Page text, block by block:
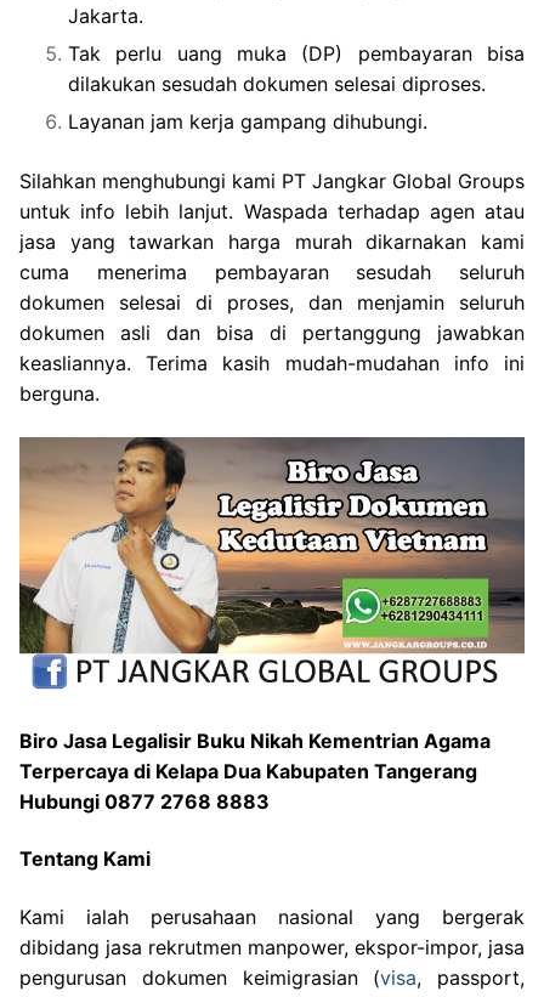
Jakarta.
Tak perlu uang muka (DP) pembayaran bisa
dilakukan sesudah dokumen selesai diproses.
Layanan jam kerja gampang dihubungi.
Silahkan menghubungi kami PT Jangkar Global Groups
untuk info lebih lanjut. Waspada terhadap agen atau
jasa yang tawarkan harga murah dikarnakan kami
cuma menerima pembayaran sesudah seluruh
dokumen selesai di proses, dan menjamin seluruh
dokumen asli dan bisa di pertanggung jawabkan
keasliannya. Terima kasih mudah-mudahan info ini
berguna.
Biro Jasa Legalisir Buku Nikah Kementrian Agama
Terpercaya di Kelapa Dua Kabupaten Tangerang
Hubungi 0877 2768 8883
Tentang Kami
Kami ialah perusahaan nasional yang bergerak
dibidang jasa rekrutmen manpower, ekspor-impor, jasa
pengurusan dokumen keimigrasian (visa, passport,